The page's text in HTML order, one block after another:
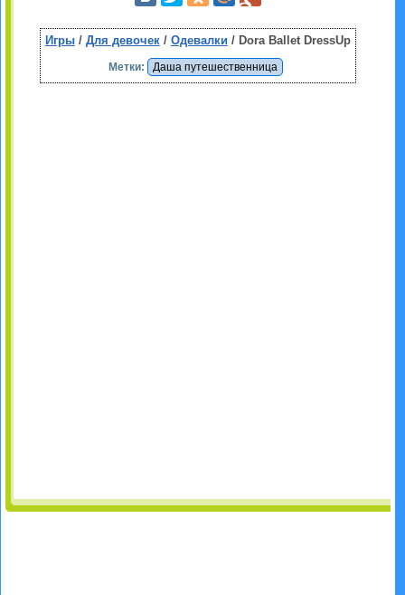
Игры/ Для девочек/ Одевалки / Dora Ballet DressUp
Метки: Даша путешественница